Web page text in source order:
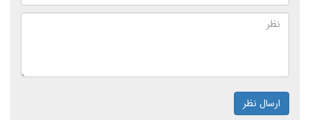
ارسال نظر